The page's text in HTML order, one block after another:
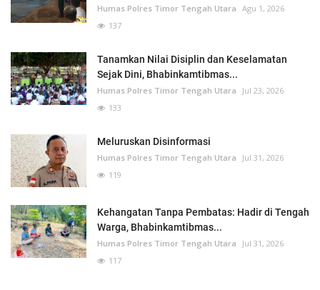
Humas Polres Timor Tengah Utara Agu 1, 2026
137
Tanamkan Nilai Disiplin dan Keselamatan
Sejak Dini, Bhabinkamtibmas...
Humas Polres Timor Tengah Utara
Jul 23, 2026
133
Meluruskan Disinformasi
Humas Polres Timor Tengah Utara
Jul 31, 2026
119
Kehangatan Tanpa Pembatas: Hadir di Tengah
Warga, Bhabinkamtibmas...
Humas Polres Timor Tengah Utara
Jul 31, 2026
117